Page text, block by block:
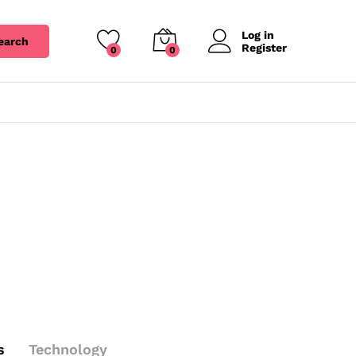
0 0
Log in
Register
Technology